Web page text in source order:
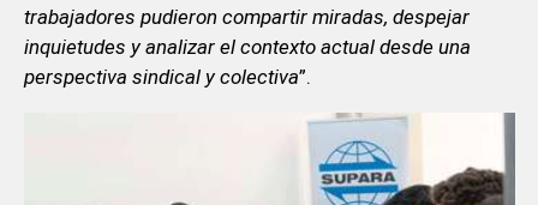
trabajadores pudieron compartir miradas, despejar
inquietudes y analizar el contexto actual desde una
perspectiva sindical y colectiva”.